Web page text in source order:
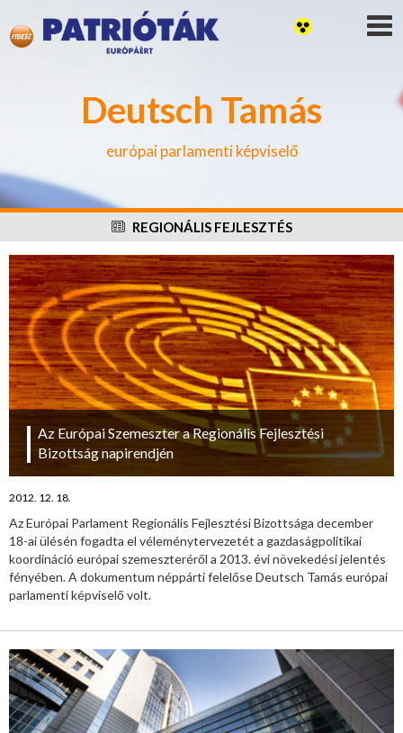
Deutsch Tamás
európai parlamenti képviselő
REGIONÁLIS FEJLESZTÉS
Az Európai Szemeszter a Regionális Fejlesztési
Bizottság napirendjén
2012. 12. 18.
Az Európai Parlament Regionális Fejlesztési Bizottsága december
18-ai ülésén fogadta el véleménytervezetét a gazdaságpolitikai
koordináció európai szemeszteréről a 2013. évi növekedési jelentés
fényében. A dokumentum néppárti felelőse Deutsch Tamás európai
parlamenti képviselő volt.